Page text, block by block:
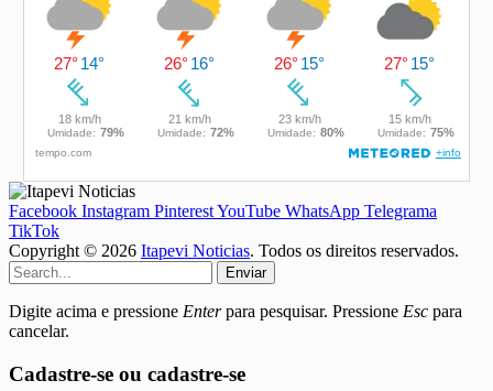
Facebook Instagram PinterestYouTube WhatsApp Telegrama
TikTok
Copyright © 2026 Itapevi Noticias. Todos os direitos reservados.
Enviar
Digite acima e pressione Enterpara pesquisar. Pressione Esc para
cancelar.
Cadastre-se ou cadastre-se